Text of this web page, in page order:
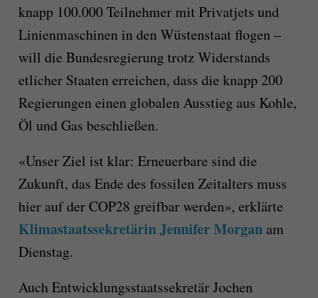
knapp 100.000 Teilnehmer mit Privatjets und
Linienmaschinen in den Wüstenstaat flogen –
will die Bundesregierung trotz Widerstands
etlicher Staaten erreichen, dass die knapp 200
Regierungen einen globalen Ausstieg aus Kohle,
Öl und Gas beschließen.
«Unser Ziel ist klar: Erneuerbare sind die
Zukunft, das Ende des fossilen Zeitalters muss
hier auf der COP28 greifbar werden», erklärte
Klimastaatssekretärin Jennifer Morgan am
Dienstag.
Auch Entwicklungsstaatssekretär Jochen